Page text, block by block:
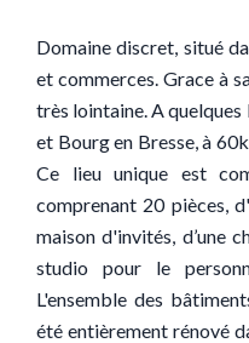
Domaine discret, situé
et commerces. Grace à
très lointaine. A
et Bourg en Bresse, à
Ce lieu unique est
comprenant 20 pièces,
maison d'invités, d’une
studio pour le
L'ensemble des
été entièrement rénové